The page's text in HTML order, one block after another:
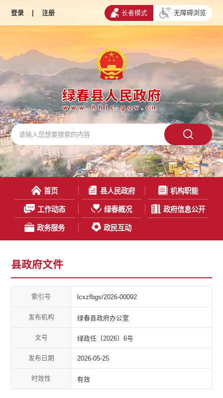
登录 | 注册 长者模式 无障碍浏览
首页 县人民政府 机构职能
工作动态 绿春概况 政府信息公开
政务服务 政民互动
县政府文件
索引号 lcxzfbgs/2026-00092
发布机构 绿春县政府办公室
文号 绿政任〔2026〕6号
发布日期 2026-05-25
时效性 有效